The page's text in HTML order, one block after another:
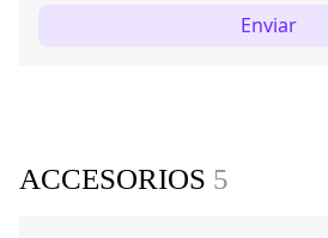
Enviar
ACCESORIOS 5